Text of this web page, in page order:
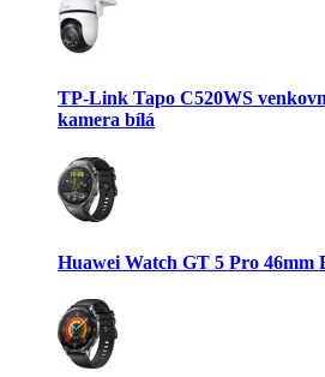
TP-Link Tapo C520WS
kamera bílá
Huawei Watch GT 5 Pro 46mm